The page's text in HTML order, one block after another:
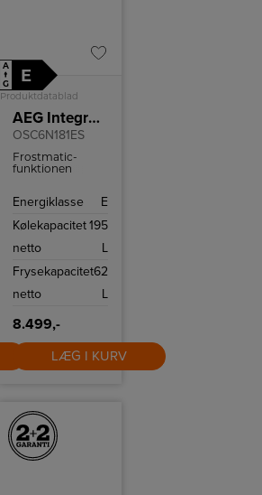
A
↑
G
E
Produktdatablad
AEG Integrerbart køle-/fryseskab
OSC6N181ES
Frostmatic-
funktionen
fryseeffekt, så
fryser hurtigst
Energiklasse
E
Kølekapacitet
netto
195
L
Frysekapacitet
netto
62
L
8.499,-
LÆG I KURV